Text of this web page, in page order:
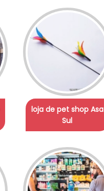
loja de pet shop Asa
Sul